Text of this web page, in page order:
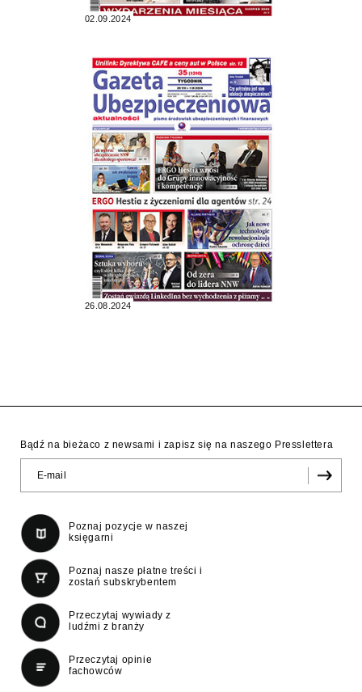
02.09.2024
26.08.2024
Bądź na bieżaco z newsami i zapisz się na naszego Presslettera
Poznaj pozycje w naszej
księgarni
Poznaj nasze płatne treści i
zostań subskrybentem
Przeczytaj wywiady z
ludźmi z branży
Przeczytaj opinie
fachowców